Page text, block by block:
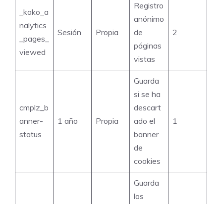
_koko_a
nalytics
_pages_
viewed
Sesión Propia
Registro
anónimo
de
páginas
vistas
2
cmplz_b
anner-
status
1 año Propia
Guarda
si se ha
descart
ado el
banner
de
cookies
1
Guarda
los